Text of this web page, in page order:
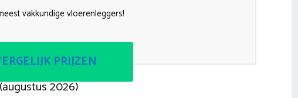
vakkundige vloerenleggers!
PRIJZEN
2026)